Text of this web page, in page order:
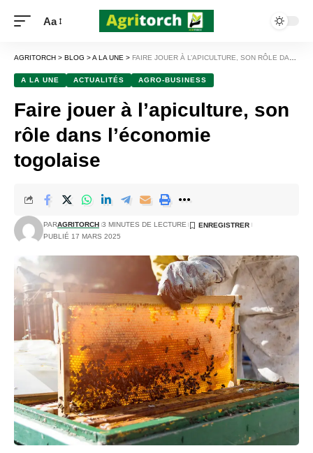
Aa
AGRITORCH > BLOG >A LA UNE > FAIRE JOUER À L’APICULTURE, SON RÔLE DANS L’ÉCONOMIE TOGOLAISE
A LA UNE ACTUALITÉS AGRO-BUSINESS
Faire jouer à l’apiculture, son
rôle dans l’économie
togolaise
PARAGRITORCH 3 MINUTES DE LECTURE
PUBLIÉ 17 MARS 2025